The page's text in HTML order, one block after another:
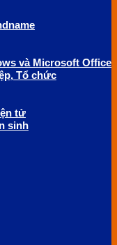
và Microsoft Office
Tổ chức
tử
sinh